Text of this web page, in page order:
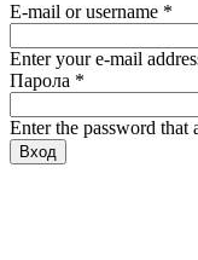
E-mail or username *
Enter your e-mail
Парола *
Enter the password that